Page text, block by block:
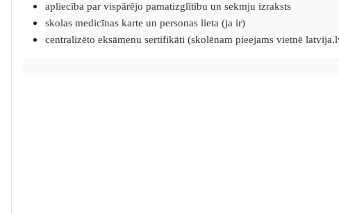
apliecība par vispārējo pamatizglītību un sekmju izraksts
skolas medicīnas karte un personas lieta (ja ir)
centralizēto eksāmenu sertifikāti (skolēnam pieejams vietnē